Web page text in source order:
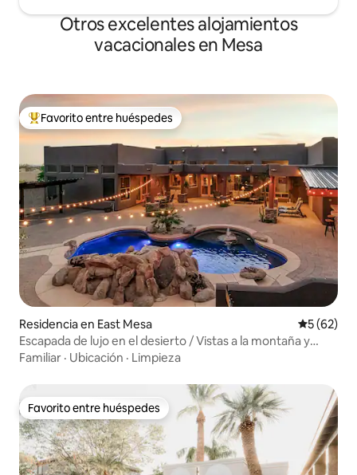
Otros excelentes alojamientos
vacacionales en Mesa
De los mejores en Favorito entre huéspedes
Favorito entre huéspedes
Residencia en East Mesa
5 (62)
Escapada de lujo en el desierto / Vistas a la montaña y
alberca privada
Familiar · Ubicación · Limpieza
Favorito entre huéspedes
Favorito entre huéspedes